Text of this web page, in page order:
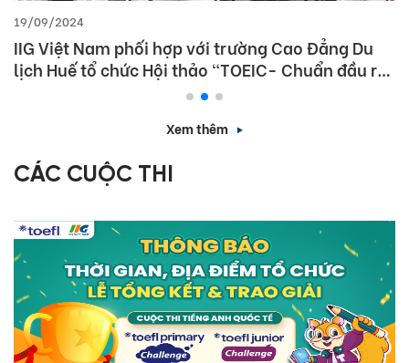
19/09/2024
IIG Việt Nam phối hợp với trường Cao Đẳng Du
lịch Huế tổ chức Hội thảo “TOEIC- Chuẩn đầu ra
tiếng Anh- Bí Quyết chinh phục nhà tuyển dụng”
Xem thêm
CÁC CUỘC THI